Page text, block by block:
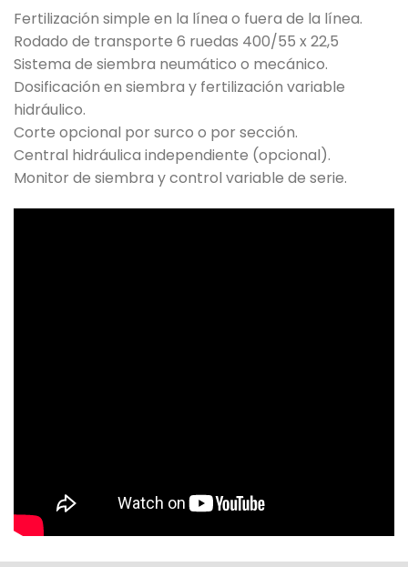
Fertilización simple en la línea o fuera de la línea.
Rodado de transporte 6 ruedas 400/55 x 22,5
Sistema de siembra neumático o mecánico.
Dosificación en siembra y fertilización variable
hidráulico.
Corte opcional por surco o por sección.
Central hidráulica independiente (opcional).
Monitor de siembra y control variable de serie.